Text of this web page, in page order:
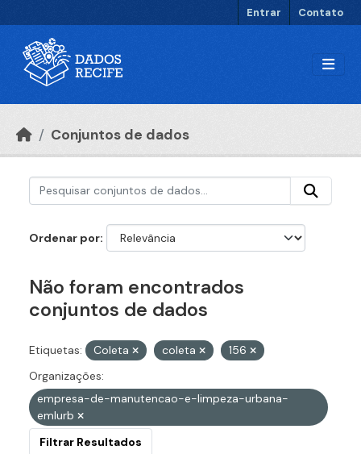
Entrar Contato
Conjuntos de dados
Ordenar por
Não foram encontrados
conjuntos de dados
Etiquetas: Coleta coleta
156
Organizações:
empresa-de-manutencao-e-limpeza-urbana-
emlurb
Filtrar Resultados